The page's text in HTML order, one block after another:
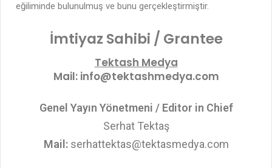
eğiliminde bulunulmuş ve bunu gerçekleştirmiştir.
İmtiyaz Sahibi / Grantee
Tektash Medya
Mail: info@tektashmedya.com
Genel Yayın Yönetmeni / Editor in Chief
Serhat Tektaş
Mail:serhattektas@tektasmedya.com